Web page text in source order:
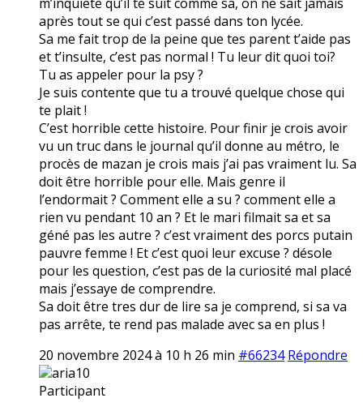
après tout se qui c’est passé dans ton lycée.
Sa me fait trop de la peine que tes parent t’aide pas
et t’insulte, c’est pas normal ! Tu leur dit quoi toi?
Tu as appeler pour la psy ?
Je suis contente que tu a trouvé quelque chose qui
te plait !
C’est horrible cette histoire. Pour finir je crois avoir
vu un truc dans le journal qu’il donne au métro, le
procès de mazan je crois mais j’ai pas vraiment lu. Sa
doit être horrible pour elle. Mais genre il
l’endormait ? Comment elle a su ? comment elle a
rien vu pendant 10 an ? Et le mari filmait sa et sa
géné pas les autre ? c’est vraiment des porcs putain
pauvre femme ! Et c’est quoi leur excuse ? désole
pour les question, c’est pas de la curiosité mal placé
mais j’essaye de comprendre.
Sa doit être tres dur de lire sa je comprend, si sa va
pas arrête, te rend pas malade avec sa en plus !
20 novembre 2024 à 10 h 26 min #66234 Répondre
aria10
Participant